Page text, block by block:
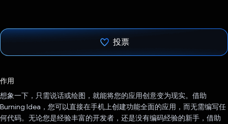
投票
作用
想象一下，只需说话或绘图，就能将您的应用创意变为现实。借助
Burning Idea，您可以直接在手机上创建功能全面的应用，而无需编写任
何代码。无论您是经验丰富的开发者，还是没有编码经验的新手，借助